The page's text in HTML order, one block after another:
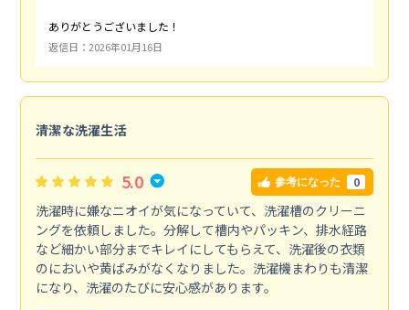
ありがとうございました！
返信日：2026年01月16日
清潔な洗濯生活
5.0 参考になった 0
洗濯時に嫌なニオイが気になっていて、洗濯槽のクリーニ
ングを依頼しました。分解して槽内やパッキン、排水経路
など細かい部分までキレイにしてもらえて、洗濯後の衣類
のにおいや黄ばみがなくなりました。洗濯機まわりも清潔
になり、洗濯のたびに安心感があります。